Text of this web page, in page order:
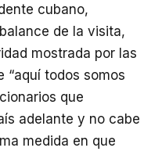
cubano,
de la visita,
mostrada por las
“aquí todos somos
que
adelante y no cabe
medida en que